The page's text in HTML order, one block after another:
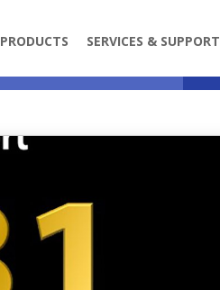
PRODUCTS SERVICES & SUPPORT